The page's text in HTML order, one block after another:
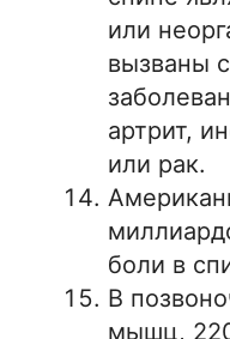
или
вызваны
артрит,
или рак.
боли в
В
мышц,